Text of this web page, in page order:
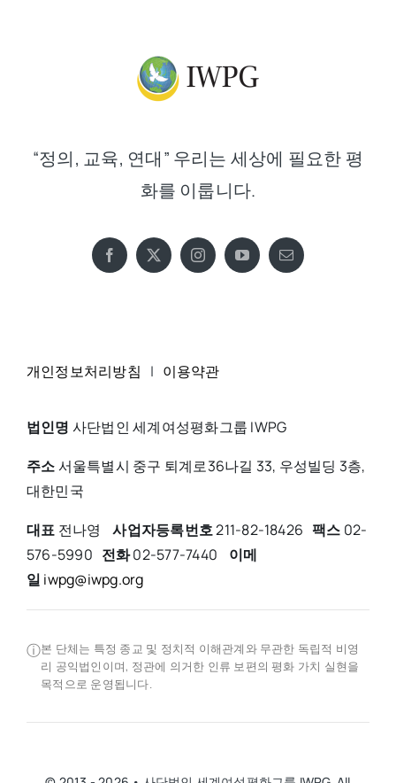
“정의, 교육, 연대” 우리는 세상에 필요한 평
화를 이룹니다.
개인정보처리방침 | 이용약관
법인명 사단법인 세계여성평화그룹 IWPG
주소서울특별시 중구 퇴계로36나길 33, 우성빌딩 3층,
대한민국
대표 전나영사업자등록번호211-82-18426 팩스 02-
576-5990 전화02-577-7440 이메
일 iwpg@iwpg.org
ⓘ본 단체는 특정 종교 및 정치적 이해관계와 무관한 독립적 비영
리 공익법인이며, 정관에 의거한 인류 보편의 평화 가치 실현을
목적으로 운영됩니다.